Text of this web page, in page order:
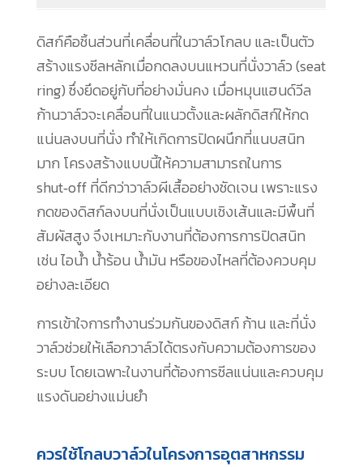
ดิสก์คือชิ้นส่วนที่เคลื่อนที่ในวาล์วโกลบ และเป็นตัว
สร้างแรงซีลหลักเมื่อกดลงบนแหวนที่นั่งวาล์ว (seat
ring) ซึ่งยึดอยู่กับที่อย่างมั่นคง เมื่อหมุนแฮนด์วีล
ก้านวาล์วจะเคลื่อนที่ในแนวตั้งและผลักดิสก์ให้กด
แน่นลงบนที่นั่ง ทำให้เกิดการปิดผนึกที่แนบสนิท
มาก โครงสร้างแบบนี้ให้ความสามารถในการ
shut‑off ที่ดีกว่าวาล์วผีเสื้ออย่างชัดเจน เพราะแรง
กดของดิสก์ลงบนที่นั่งเป็นแบบเชิงเส้นและมีพื้นที่
สัมผัสสูง จึงเหมาะกับงานที่ต้องการการปิดสนิท
เช่น ไอน้ำ น้ำร้อน น้ำมัน หรือของไหลที่ต้องควบคุม
อย่างละเอียด
การเข้าใจการทำงานร่วมกันของดิสก์ ก้าน และที่นั่ง
วาล์วช่วยให้เลือกวาล์วได้ตรงกับความต้องการของ
ระบบ โดยเฉพาะในงานที่ต้องการซีลแน่นและควบคุม
แรงดันอย่างแม่นยำ
ควรใช้โกลบวาล์วในโครงการอุตสาหกรรม